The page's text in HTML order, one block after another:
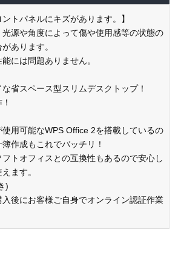
ントパネルにキズがあります。】
源や角度によって傷や使用感等の状態の
あります。
には問題ありません。
省スペース型スリムデスクトップ！
用可能なWPS Office 2を搭載しているの
作成もこれでバッチリ！
トオフィスとの互換性もあるので安心し
ます。
)
後にお客様ご自身でオンライン認証作業